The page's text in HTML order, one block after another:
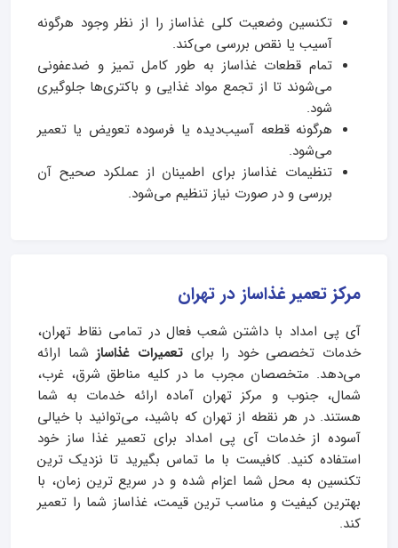
تکنسین وضعیت کلی غذاساز را از نظر وجود هرگونه
آسیب یا نقص بررسی می‌کند.
تمام قطعات غذاساز به طور کامل تمیز و ضدعفونی
می‌شوند تا از تجمع مواد غذایی و باکتری‌ها جلوگیری
شود.
هرگونه قطعه آسیب‌دیده یا فرسوده تعویض یا تعمیر
می‌شود.
تنظیمات غذاساز برای اطمینان از عملکرد صحیح آن
بررسی و در صورت نیاز تنظیم می‌شود.
مرکز تعمیر غذاساز در تهران
آی پی امداد با داشتن شعب فعال در تمامی نقاط تهران،
خدمات تخصصی خود را برای تعمیرات غذاسازشما ارائه
می‌دهد. متخصصان مجرب ما در کلیه مناطق شرق، غرب،
شمال، جنوب و مرکز تهران آماده ارائه خدمات به شما
هستند. در هر نقطه از تهران که باشید، می‌توانید با خیالی
آسوده از خدمات آی پی امداد برای تعمیر غذا ساز خود
استفاده کنید. کافیست با ما تماس بگیرید تا نزدیک‌ ترین
تکنسین به محل شما اعزام شده و در سریع‌ ترین زمان، با
بهترین کیفیت و مناسب‌ ترین قیمت، غذاساز شما را تعمیر
کند.